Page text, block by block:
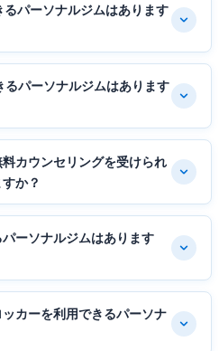
パーソナルジムはあります
パーソナルジムはあります
カウンセリングを受けられ
か？
ーソナルジムはあります
カーを利用できるパーソナ